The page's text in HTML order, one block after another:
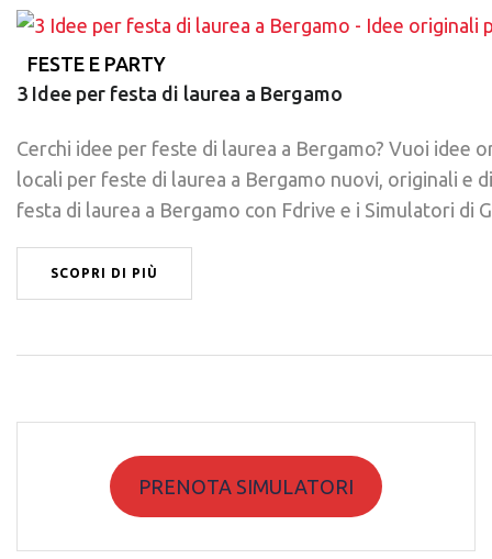
FESTE E PARTY
3 Idee per festa di laurea a Bergamo
Cerchi idee per feste di laurea a Bergamo? Vuoi idee
locali per feste di laurea a Bergamo nuovi, originali e
festa di laurea a Bergamo con Fdrive e i Simulatori di
SCOPRI DI PIÙ
PRENOTA SIMULATORI